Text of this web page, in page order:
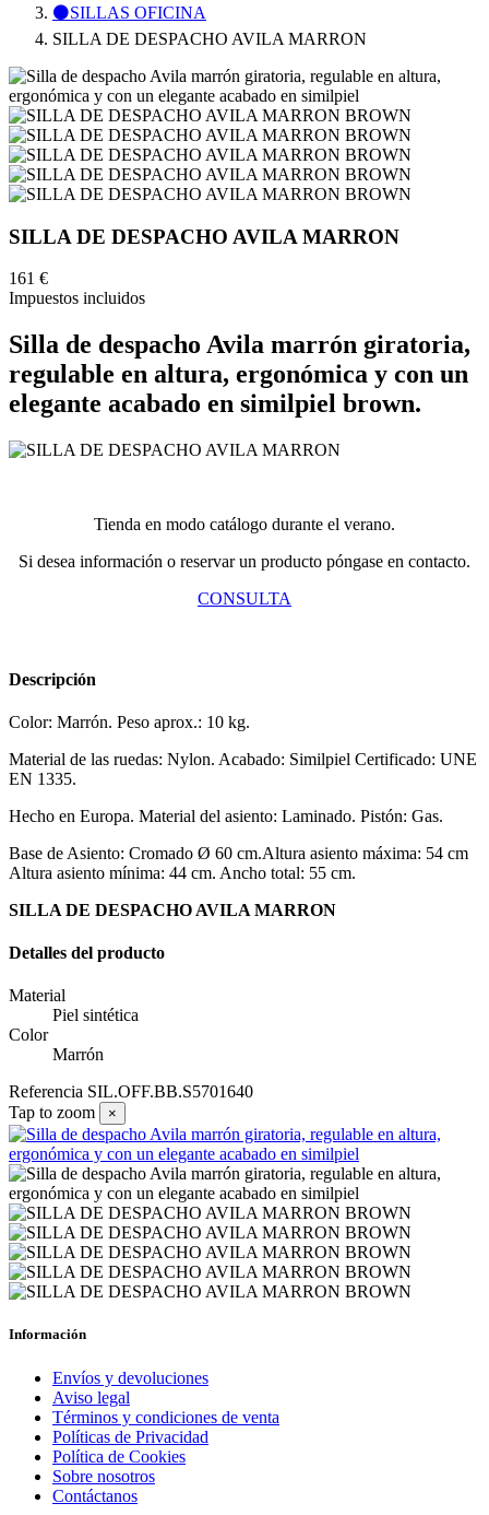
⚫SILLAS OFICINA
SILLA DE DESPACHO AVILA MARRON
SILLA DE DESPACHO AVILA MARRON
161 €
Impuestos incluidos
Silla de despacho Avila marrón giratoria,
regulable en altura, ergonómica y con un
elegante acabado en similpiel brown.
Tienda en modo catálogo durante el verano.
Si desea información o reservar un producto póngase en contacto.
CONSULTA
Descripción
Color: Marrón. Peso aprox.: 10 kg.
Material de las ruedas: Nylon. Acabado: Similpiel Certificado: UNE
EN 1335.
Hecho en Europa. Material del asiento: Laminado. Pistón: Gas.
Base de Asiento: Cromado Ø 60 cm.Altura asiento máxima: 54 cm
Altura asiento mínima: 44 cm. Ancho total: 55 cm.
SILLA DE DESPACHO AVILA MARRON
Detalles del producto
Material
Piel sintética
Color
Marrón
Referencia SIL.OFF.BB.S5701640
Tap to zoom
×
Información
Envíos y devoluciones
Aviso legal
Términos y condiciones de venta
Políticas de Privacidad
Política de Cookies
Sobre nosotros
Contáctanos